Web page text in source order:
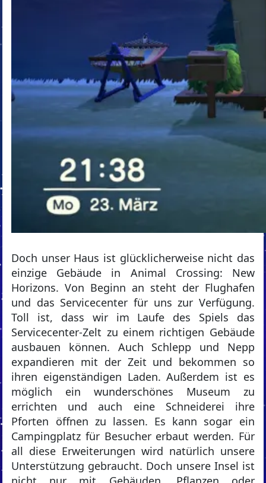
Doch unser Haus ist glücklicherweise nicht das
einzige Gebäude in Animal Crossing: New
Horizons. Von Beginn an steht der Flughafen
und das Servicecenter für uns zur Verfügung.
Toll ist, dass wir im Laufe des Spiels das
Servicecenter-Zelt zu einem richtigen Gebäude
ausbauen können. Auch Schlepp und Nepp
expandieren mit der Zeit und bekommen so
ihren eigenständigen Laden. Außerdem ist es
möglich ein wunderschönes Museum zu
errichten und auch eine Schneiderei ihre
Pforten öffnen zu lassen. Es kann sogar ein
Campingplatz für Besucher erbaut werden. Für
all diese Erweiterungen wird natürlich unsere
Unterstützung gebraucht. Doch unsere Insel ist